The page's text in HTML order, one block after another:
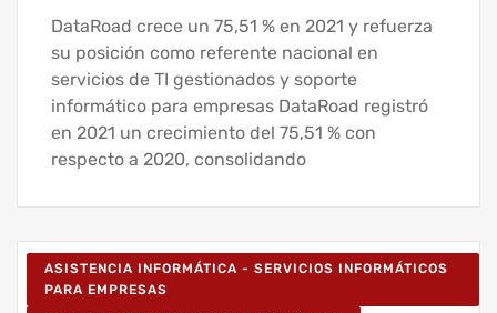
DataRoad crece un 75,51 % en 2021 y refuerza
su posición como referente nacional en
servicios de TI gestionados y soporte
informático para empresas DataRoad registró
en 2021 un crecimiento del 75,51 % con
respecto a 2020, consolidando
ASISTENCIA INFORMÁTICA - SERVICIOS INFORMÁTICOS
PARA EMPRESAS